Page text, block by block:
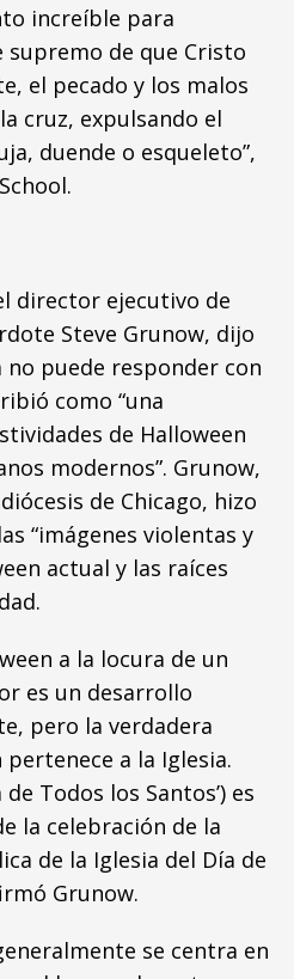
increíble para
de que Cristo
el pecado y los malos
cruz, expulsando el
duende o esqueleto”,
director ejecutivo de
Steve Grunow, dijo
no puede responder con
como “una
de Halloween
modernos”. Grunow,
de Chicago, hizo
“imágenes violentas y
actual y las raíces
a la locura de un
es un desarrollo
pero la verdadera
pertenece a la Iglesia.
Todos los Santos’) es
la celebración de la
de la Iglesia del Día de
Grunow.
se centra en